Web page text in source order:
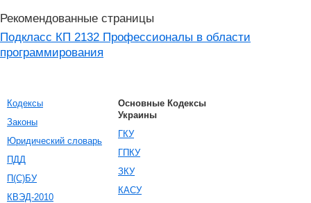
Рекомендованные страницы
Подкласс КП 2132 Профессионалы в области
программирования
Кодексы
Законы
Юридический словарь
ПДД
П(С)БУ
КВЭД-2010
Основные Кодексы
Украины
ГКУ
ГПКУ
ЗКУ
КАСУ